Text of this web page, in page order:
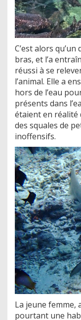
C’est alors
bras, et l’a
réussi à se
l’animal. Elle a
hors de l’eau
présents dans
étaient en réalité
des squales de
inoffensifs.
La jeune femme,
pourtant une